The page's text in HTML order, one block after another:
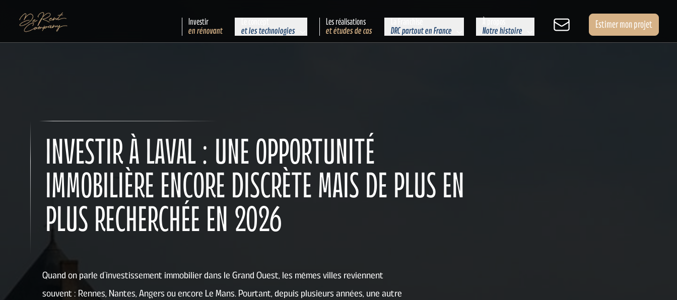
Investir
en rénovant et les technologies
Les réalisations
et études de cas DRC partout en France Notre histoire
Estimer mon projet
INVESTIR À LAVAL : UNE OPPORTUNITÉ
IMMOBILIÈRE ENCORE DISCRÈTE MAIS DE PLUS EN
PLUS RECHERCHÉE EN 2026
Quand on parle d’investissement immobilier dans le Grand Ouest, les mêmes villes reviennent
souvent : Rennes, Nantes, Angers ou encore Le Mans. Pourtant, depuis plusieurs années, une autre